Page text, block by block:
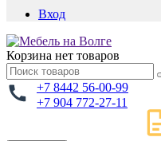
Вход
Корзина нет товаров
+7 8442 56-00-99
+7 904 772-27-11